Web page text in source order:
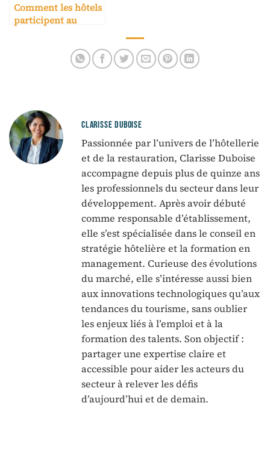
Comment les hôtels
participent au
CLARISSE DUBOISE
Passionnée par l’univers de l’hôtellerie
et de la restauration, Clarisse Duboise
accompagne depuis plus de quinze ans
les professionnels du secteur dans leur
développement. Après avoir débuté
comme responsable d’établissement,
elle s’est spécialisée dans le conseil en
stratégie hôtelière et la formation en
management. Curieuse des évolutions
du marché, elle s’intéresse aussi bien
aux innovations technologiques qu’aux
tendances du tourisme, sans oublier
les enjeux liés à l’emploi et à la
formation des talents. Son objectif :
partager une expertise claire et
accessible pour aider les acteurs du
secteur à relever les défis
d’aujourd’hui et de demain.